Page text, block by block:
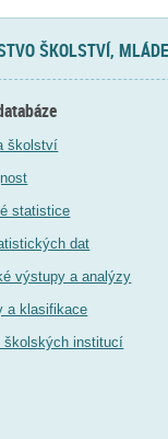
ŠKOLSTVÍ,
školství
statistice
dat
výstupy a analýzy
a klasifikace
školských institucí